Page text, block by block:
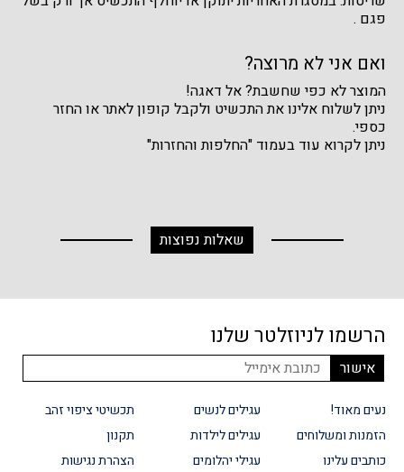
פגם .
ואם אני לא מרוצה?
המוצר לא כפי שחשבת? אל דאגה!
ניתן לשלוח אלינו את התכשיט ולקבל קופון לאתר או החזר
כספי.
ניתן לקרוא עוד בעמוד "החלפות והחזרות"
שאלות נפוצות
הרשמו לניוזלטר שלנו
נעים מאוד!
הזמנות ומשלוחים
כותבים עלינו
עגילים לנשים
עגילים לילדות
עגילי יהלומים
תכשיטי ציפוי זהב
תקנון
הצהרת נגישות